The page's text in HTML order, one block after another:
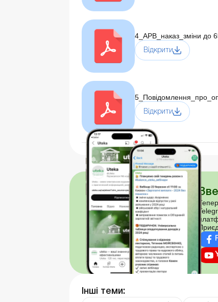
4_АРВ_наказ_зміни до
Відкрити
Відкрити
Інші теми: